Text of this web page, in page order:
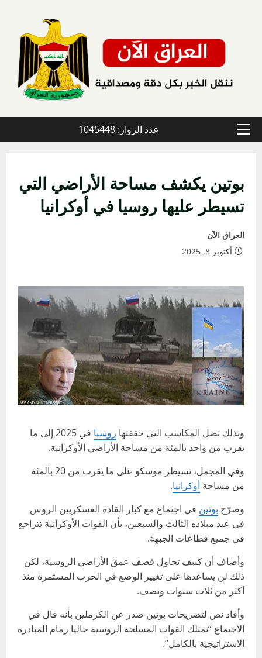
القائمة
عدد الزوار: 1045448
بوتين يكشف مساحة الأراضي التي
تسيطر عليها روسيا في أوكرانيا
العراق الآن
أكتوبر 8, 2025
وبذلك تصل المكاسب التي حققتها روسيا
في 2025 إلى ما
يقرب من واحد بالمئة من مساحة الأراضي الأوكرانية.
وفي المجمل، تسيطر موسكو على ما يقرب من 20 بالمئة
من مساحة أوكرانيا.
وصرّح بوتين في اجتماع مع كبار القادة العسكريين الروس
في عيد ميلاده الثالث والسبعين، بأن القوات الأوكرانية تتراجع
في جميع قطاعات الجبهة.
وأضاف أن كييف تحاول قصف عمق الأراضي الروسية، لكن
ذلك لن يساعدها على تغيير الوضع في الحرب المستمرة منذ
أكثر من ثلاث سنوات ونصف.
وأفاد نص لتصريحات بوتين صدر عن الكرملين بأنه قال في
الاجتماع “تمتلك القوات المسلحة الروسية حاليا زمام المبادرة
الاستراتيجية بالكامل”.